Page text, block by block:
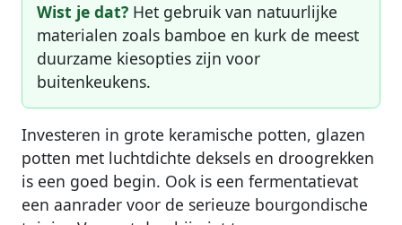
Wist je dat? Het gebruik van natuurlijke
materialen zoals bamboe en kurk de meest
duurzame kiesopties zijn voor
buitenkeukens.
Investeren in grote keramische potten, glazen
potten met luchtdichte deksels en droogrekken
is een goed begin. Ook is een fermentatievat
een aanrader voor de serieuze bourgondische